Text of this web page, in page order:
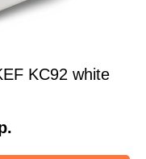
KC92 white